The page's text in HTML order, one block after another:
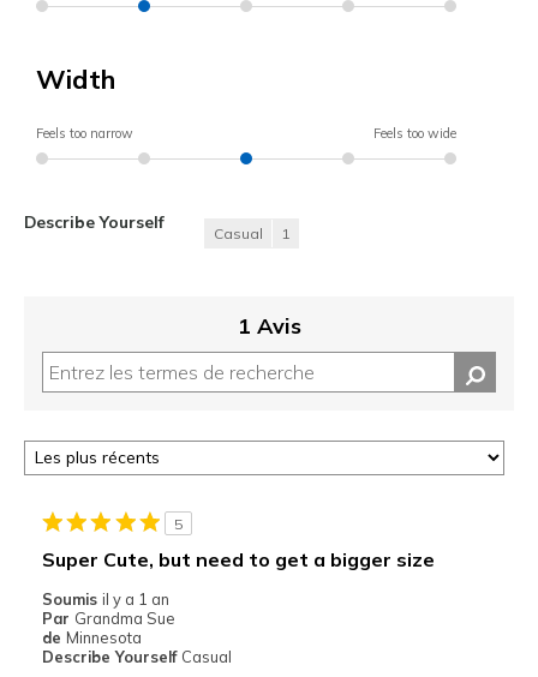
Width
Feels too narrow Feels too wide
Describe Yourself
Casual 1
1 Avis
5
Super Cute, but need to get a bigger size
Soumis il y a 1 an
Par Grandma Sue
de Minnesota
Describe Yourself Casual